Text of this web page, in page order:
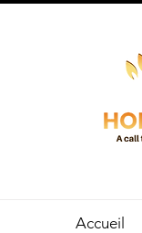
Accueil